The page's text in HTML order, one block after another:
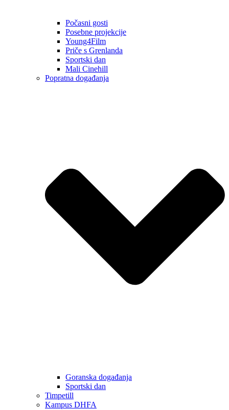
Počasni gosti
Posebne projekcije
Young4Film
Priče s Grenlanda
Sportski dan
Mali Cinehill
Popratna događanja
Goranska događanja
Sportski dan
Timpetill
Kampus DHFA